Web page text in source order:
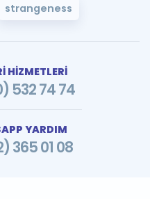
strangeness
HİZMETLERİ
532 74 74
YARDIM
365 01 08